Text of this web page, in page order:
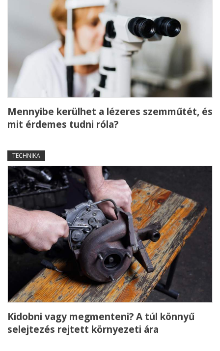
Mennyibe kerülhet a lézeres szemműtét, és
mit érdemes tudni róla?
TECHNIKA
Kidobni vagy megmenteni? A túl könnyű
selejtezés rejtett környezeti ára